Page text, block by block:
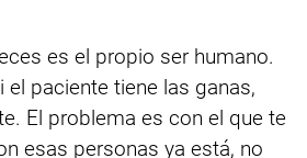
es el propio ser humano.
el paciente tiene las ganas,
El problema es con el que te
esas personas ya está, no